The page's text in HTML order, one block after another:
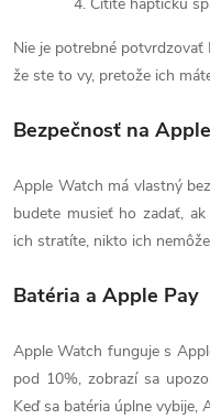
Nie je potrebné potvrdzovať
že ste to vy, pretože ich
Bezpečnosť na
Apple Watch má vlastný
budete musieť ho zadať,
ich stratíte, nikto ich
Batéria a Apple Pay
Apple Watch funguje s
pod 10%, zobrazí sa
Keď sa batéria úplne vybije,